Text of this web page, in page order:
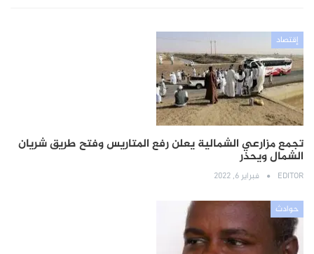
إقتصاد
تجمع مزارعي الشمالية يعلن رفع المتاريس وفتح طريق شريان
الشمال ويحذر
EDITOR فبراير 6, 2022
حوادث